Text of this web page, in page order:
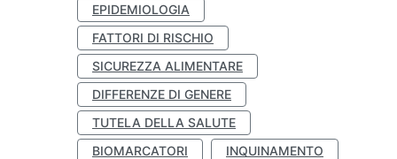
EPIDEMIOLOGIA
FATTORI DI RISCHIO
SICUREZZA ALIMENTARE
DIFFERENZE DI GENERE
TUTELA DELLA SALUTE
BIOMARCATORI
INQUINAMENTO